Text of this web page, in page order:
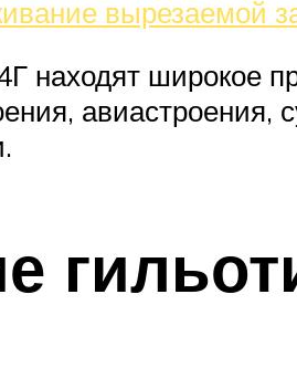
вырезаемой
находят широкое